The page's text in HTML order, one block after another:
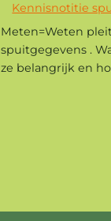
Kennisnotitie
Meten=Weten
spuitgegevens .
ze belangrijk en